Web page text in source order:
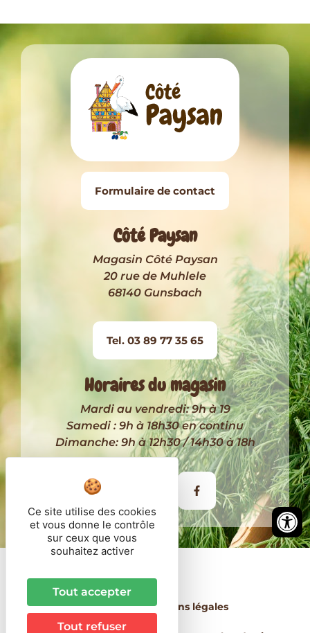
Formulaire de contact
Côté Paysan
Magasin Côté Paysan
20 rue de Muhlele
68140 Gunsbach
Tel. 03 89 77 35 65
Horaires du magasin
Mardi au vendredi: 9h à 19
Samedi : 9h à 18h30 en continu
Dimanche: 9h à 12h30 / 14h30 à 18h
Contact Mentions légales
Ce site utilise des cookies
et vous donne le contrôle
sur ceux que vous
souhaitez activer
Tout accepter
Tout refuser